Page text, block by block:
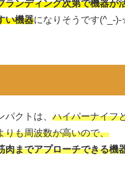
ランディング次第で機器が
い機器になりそうです(^_-
パクトは、 ハイパーナイフ
りも周波数が高いので、
肉までアプローチできる機